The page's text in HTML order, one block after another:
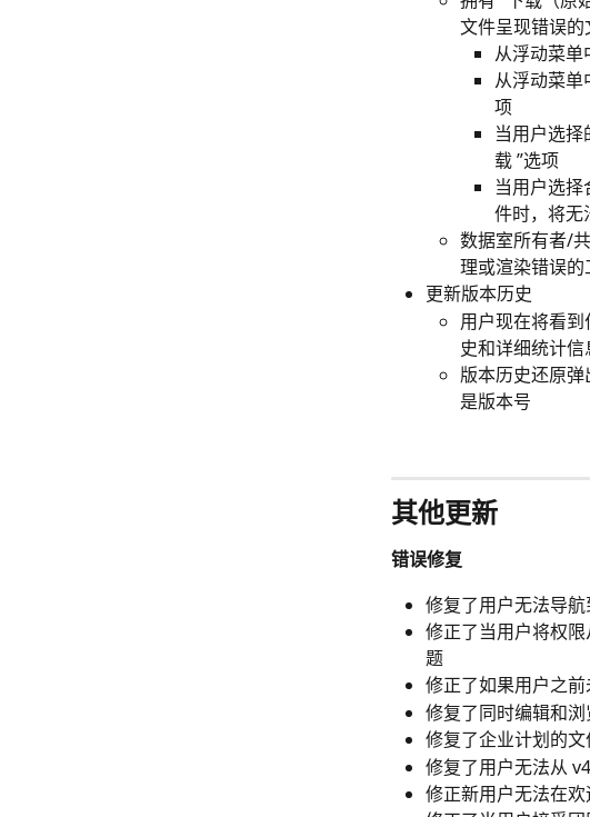
文件呈现错误的
从浮动菜单
从浮动菜单
项
当用户选
载 ”选项
当用户选
件时，将无
数据室所有者/
理或渲染错误的
更新版本历史
用户现在将看
史和详细统计
版本历史还原
是版本号
其他更新
错误修复
修复了用户无法导
修正了当用户将权限
题
修正了如果用户之
修复了同时编辑和
修复了企业计划的
修复了用户无法从
修正新用户无法在